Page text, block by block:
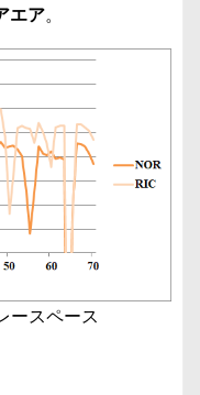
エア。
ースペース